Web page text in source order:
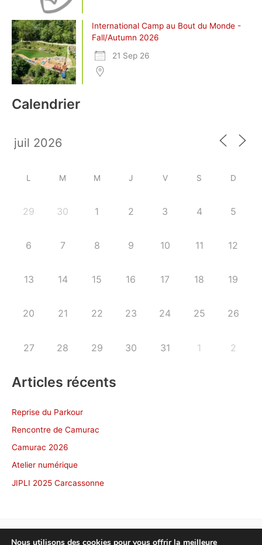
International Camp au Bout du Monde -
Fall/Autumn 2026
21 Sep 26
Calendrier
L M M J V S D
29 30 1 2 3 4 5
6 7 8 9 10 11 12
13 14 15 16 17 18 19
20 21 22 23 24 25 26
27 28 29 30 31 1 2
Articles récents
Reprise du Parkour
Rencontre de Camurac
Camurac 2026
Atelier numérique
JIPLI 2025 Carcassonne
Nous utilisons des cookies pour vous offrir la meilleure